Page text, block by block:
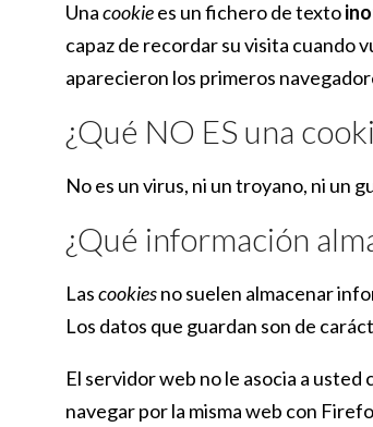
Unacookiees un fichero de texto
capaz de recordar su visita cuando
aparecieron los primeros
¿Qué NO ES una
No es un virus, ni un troyano, ni un
¿Qué información
Lascookiesno suelen almacenar
Los datos que guardan son de
El servidor web no le asocia a
navegar por la misma web con